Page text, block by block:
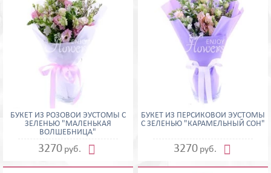
БУКЕТ ИЗ РОЗОВОЙ ЭУСТОМЫ С
ЗЕЛЕНЬЮ "МАЛЕНЬКАЯ
ВОЛШЕБНИЦА"
3270 руб. 
БУКЕТ ИЗ ПЕРСИКОВОЙ ЭУСТОМЫ
С ЗЕЛЕНЬЮ "КАРАМЕЛЬНЫЙ СОН"
3270 руб. 